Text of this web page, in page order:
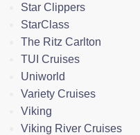
Star Clippers
StarClass
The Ritz Carlton
TUI Cruises
Uniworld
Variety Cruises
Viking
Viking River Cruises